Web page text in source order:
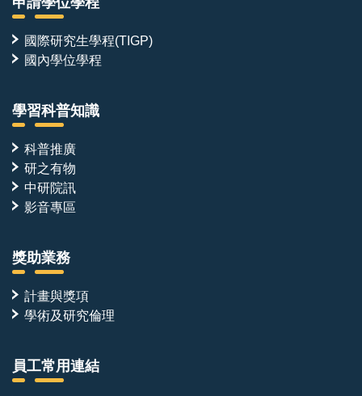
國際研究生學程(TIGP)
國內學位學程
學習科普知識
科普推廣
研之有物
中研院訊
影音專區
獎助業務
計畫與獎項
學術及研究倫理
員工常用連結